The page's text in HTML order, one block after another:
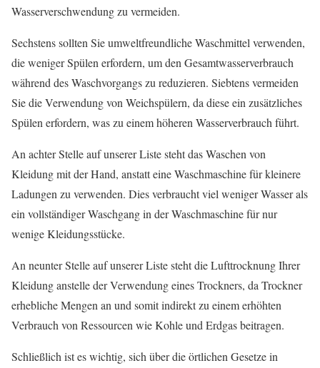
Wasserverschwendung zu vermeiden.
Sechstens sollten Sie umweltfreundliche Waschmittel verwenden,
die weniger Spülen erfordern, um den Gesamtwasserverbrauch
während des Waschvorgangs zu reduzieren. Siebtens vermeiden
Sie die Verwendung von Weichspülern, da diese ein zusätzliches
Spülen erfordern, was zu einem höheren Wasserverbrauch führt.
An achter Stelle auf unserer Liste steht das Waschen von
Kleidung mit der Hand, anstatt eine Waschmaschine für kleinere
Ladungen zu verwenden. Dies verbraucht viel weniger Wasser als
ein vollständiger Waschgang in der Waschmaschine für nur
wenige Kleidungsstücke.
An neunter Stelle auf unserer Liste steht die Lufttrocknung Ihrer
Kleidung anstelle der Verwendung eines Trockners, da Trockner
erhebliche Mengen an und somit indirekt zu einem erhöhten
Verbrauch von Ressourcen wie Kohle und Erdgas beitragen.
Schließlich ist es wichtig, sich über die örtlichen Gesetze in